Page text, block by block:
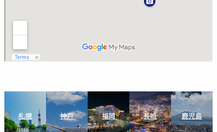
札幌 神戸 福岡 長崎 鹿児島